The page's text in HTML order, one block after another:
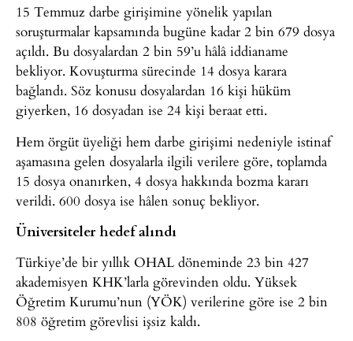
15 Temmuz darbe girişimine yönelik yapılan
soruşturmalar kapsamında bugüne kadar 2 bin 679 dosya
açıldı. Bu dosyalardan 2 bin 59’u hâlâ iddianame
bekliyor. Kovuşturma sürecinde 14 dosya karara
bağlandı. Söz konusu dosyalardan 16 kişi hüküm
giyerken, 16 dosyadan ise 24 kişi beraat etti.
Hem örgüt üyeliği hem darbe girişimi nedeniyle istinaf
aşamasına gelen dosyalarla ilgili verilere göre, toplamda
15 dosya onanırken, 4 dosya hakkında bozma kararı
verildi. 600 dosya ise hâlen sonuç bekliyor.
Üniversiteler hedef alındı
Türkiye’de bir yıllık OHAL döneminde 23 bin 427
akademisyen KHK’larla görevinden oldu. Yüksek
Öğretim Kurumu’nun (YÖK) verilerine göre ise 2 bin
808 öğretim görevlisi işsiz kaldı.